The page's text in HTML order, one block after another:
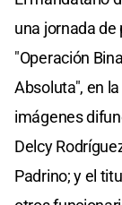
seconds
una jornada
"Operación
Absoluta", en
imágenes
Delcy
Padrino; y el